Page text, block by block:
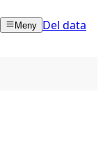
Meny Del data